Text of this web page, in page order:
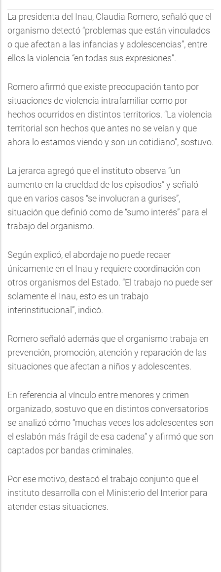
La presidenta del Inau, Claudia Romero, señaló que el
organismo detectó “problemas que están vinculados
o que afectan a las infancias y adolescencias”, entre
ellos la violencia “en todas sus expresiones”.
Romero afirmó que existe preocupación tanto por
situaciones de violencia intrafamiliar como por
hechos ocurridos en distintos territorios. “La violencia
territorial son hechos que antes no se veían y que
ahora lo estamos viendo y son un cotidiano”, sostuvo.
La jerarca agregó que el instituto observa “un
aumento en la crueldad de los episodios” y señaló
que en varios casos “se involucran a gurises”,
situación que definió como de “sumo interés” para el
trabajo del organismo.
Según explicó, el abordaje no puede recaer
únicamente en el Inau y requiere coordinación con
otros organismos del Estado. “El trabajo no puede ser
solamente el Inau, esto es un trabajo
interinstitucional”, indicó.
Romero señaló además que el organismo trabaja en
prevención, promoción, atención y reparación de las
situaciones que afectan a niños y adolescentes.
En referencia al vínculo entre menores y crimen
organizado, sostuvo que en distintos conversatorios
se analizó cómo “muchas veces los adolescentes son
el eslabón más frágil de esa cadena” y afirmó que son
captados por bandas criminales.
Por ese motivo, destacó el trabajo conjunto que el
instituto desarrolla con el Ministerio del Interior para
atender estas situaciones.